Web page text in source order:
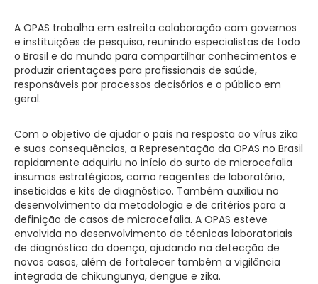
A OPAS trabalha em estreita colaboração com governos
e instituições de pesquisa, reunindo especialistas de todo
o Brasil e do mundo para compartilhar conhecimentos e
produzir orientações para profissionais de saúde,
responsáveis por processos decisórios e o público em
geral.
Com o objetivo de ajudar o país na resposta ao vírus zika
e suas consequências, a Representação da OPAS no Brasil
rapidamente adquiriu no início do surto de microcefalia
insumos estratégicos, como reagentes de laboratório,
inseticidas e kits de diagnóstico. Também auxiliou no
desenvolvimento da metodologia e de critérios para a
definição de casos de microcefalia. A OPAS esteve
envolvida no desenvolvimento de técnicas laboratoriais
de diagnóstico da doença, ajudando na detecção de
novos casos, além de fortalecer também a vigilância
integrada de chikungunya, dengue e zika.